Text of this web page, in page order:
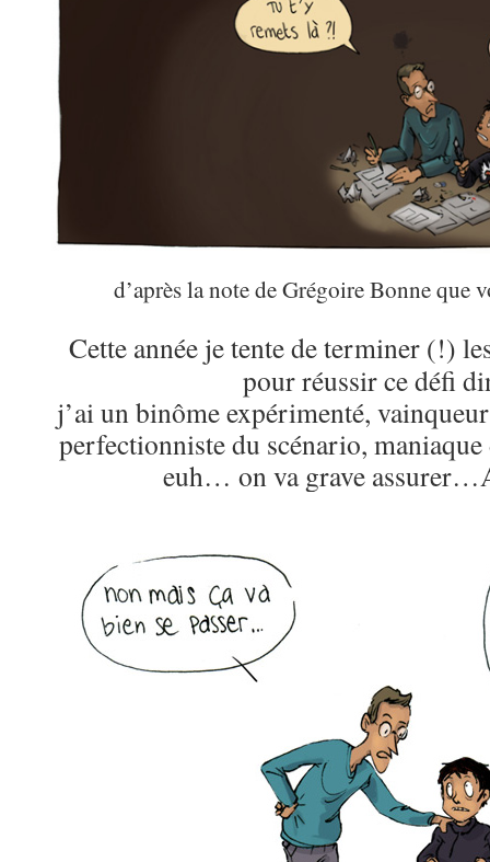
d’après la note de Grégoire Bonne que
Cette année je tente de terminer (!)
pour réussir ce défi
j’ai un binôme expérimenté,
perfectionniste du scénario,
euh… on va grave